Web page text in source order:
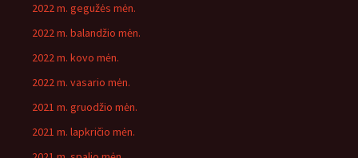
2022 m. gegužės mėn.
2022 m. balandžio mėn.
2022 m. kovo mėn.
2022 m. vasario mėn.
2021 m. gruodžio mėn.
2021 m. lapkričio mėn.